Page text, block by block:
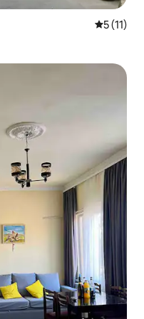
5 de uma
5 (11)